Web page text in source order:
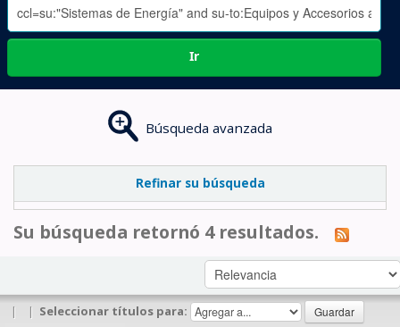
Ir
Búsqueda avanzada
Refinar su búsqueda
Su búsqueda retornó 4 resultados.
| | Seleccionar títulos para: